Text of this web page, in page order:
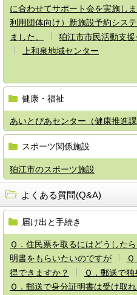
に合わせてサポート会を実施しま
利用団体向け）新施設予約シス
ました。
狛江市市民活動支援
上和泉地域センター
健康・福祉
あいとぴあセンター（健康推進課
スポーツ関係施設
狛江市のスポーツ施設
よくある質問(Q&A)
届け出と手続き
Ｑ．住民票を取るにはどうした
明書をもらいたいのですが
得できますか？
Ｑ．郵送で
Ｑ．郵送で身分証明書は受け取